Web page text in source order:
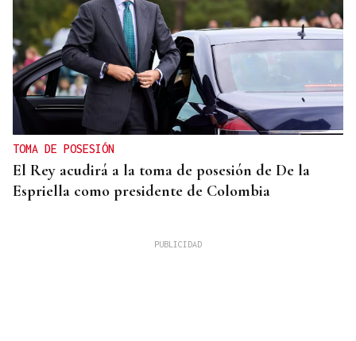
TOMA DE POSESIÓN
El Rey acudirá a la toma de posesión de De la
Espriella como presidente de Colombia